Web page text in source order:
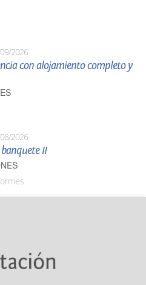
2026
con alojamiento completo y
2026
II